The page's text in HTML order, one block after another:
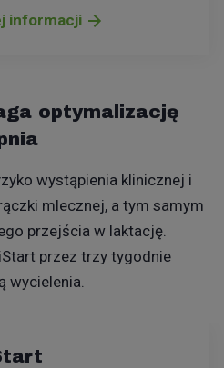
informacji
optymalizację
wystąpienia klinicznej i
mlecznej, a tym samym
przejścia w laktację.
przez trzy tygodnie
wycielenia.